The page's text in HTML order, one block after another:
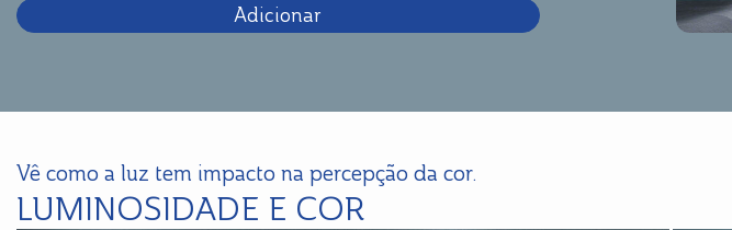
Adicionar
Vê como a luz tem impacto na percepção da cor.
LUMINOSIDADE E COR